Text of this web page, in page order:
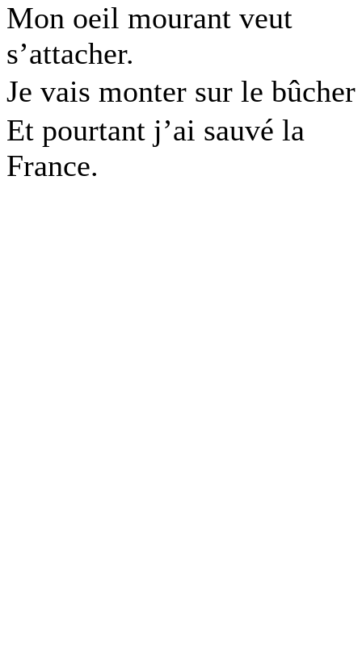
Mon oeil mourant veut
s’attacher.
Je vais monter sur le
Et pourtant j’ai sauvé la
France.